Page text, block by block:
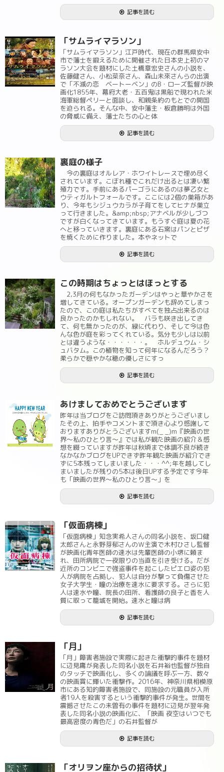
記事を読む
「サムライマラソン」
「サムライマラソン」江戸時代、現在の群馬県安中
市で藩士を鍛えるために開催された日本史上初のマ
ラソン大会を題材にした土橋章宏史さんの小説を、
佐藤健さん、小松菜奈さん、森山未來さんらの出演
で「不滅の恋 ベートーベン」のB・ローズ監督が映
画化1855年、幕府大老・五百鬼は黒船で現われた米
海軍総督ペリーと面談し、和親条約のもとでの開国
を迫られる。そんな中、安中藩主・板倉勝明は外国
の脅威に備え、藩士たちの心と体
記事を読む
裏庭の様子
今の裏庭はオルレア・ホワイトレースで埋め尽く
されています。こぼれ種でこれだけ出るとは凄い繁
殖力です。手前にあるパーゴラにあるのは夢乙女と
ウティガルトフォールです。ここには2個の巣箱があ
り、今年もシジュウカラが子育てをしてヒナが巣立
って行きました。&amp;nbsp;アナベルが少しづつ
ですが白くなってきています。もうすぐ庭は夏の花
へと移っていきます。裏庭にある石窯はパンとピザ
を焼くために作りました。本やネットで
記事を読む
この時期はちょっとはほっとする
2,3月の何もなかったガーデンはやっと華やかさを
増してきている。オープンガーデンも辞めてしまっ
たので、この庭は私たちがすべてを独占出来るのは
良かったのかもしれない。 バラも咲き出してき
て、何も無かったのが、緑に代わり、そして今は色
んな色が庭を彩ってくれている。気分も少しは以前
とは違うような・・・・・・。 ホルデュウム・シ
ュバタム。この植物を知って何年になるんだろう？
柔らかで穏やかな穂の優しさにすっ
記事を読む
あけましておめでとうございます
昨年は当ブログをご訪問頂きありがとうございまし
たその上、拍手やコメントまで頂き心より感謝して
おりますありがとうございますm(_ _)m『映画の世
界～私のひとり言～』では私が観た映画の紹介＆感
想を綴っていますが昨年は秋頃まで体調不良が続き
なかなかブログをUPできず昨年観た映画が紹介でき
ずに5本残ってしまいました・・・^^;年を越してし
まいましたが残りの5本は後日UPする予定です今年
も「映画の世界～私のひとり言～」を
記事を読む
「仮面病棟」
「仮面病棟」知念実希人さんの同名小説を、坂口健
太郎さんと永野芽郁さんのＷ主演で木村ひさし監督
が映画化青年医師の速水は先輩医師の小堺に頼ま
れ、田所病院で一夜限りの当直を引き受ける。だが
近所のコンビニで強盗事件を起こしたピエロ姿の犯
人が病院を占拠し、犯人は自分が撃って負傷させた
女子大学生・瞳の治療を速水に要求する。さらに犯
人は速水や瞳、院長の田所、看護師の良子と香を人
質に取って籠城を開始。速水と瞳は病
記事を読む
「月」
「月」障害者施設で実際に起きた衝撃的事件を題材
に辺見庸が発表した同名小説を石井裕也監督が独自
のタッチで映画化し、多くの論議を呼ぶ一方、数々
の映画賞に輝いた衝撃作。2016年、神奈川県相模原
市にある知的障害者施設で、同施設の元職員が入所
者19人を殺害するという衝撃的事件が発生。世間を
震撼させたこの未曽有の事件を題材に辺見が翌年発
表した同名小説の映画化に、「映画 夜空はいつでも
最高密度の青色だ」の石井監督が
記事を読む
「オリヲン座からの招待状」